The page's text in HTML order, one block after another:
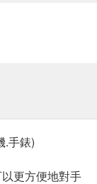
.手錶)
更方便地對手